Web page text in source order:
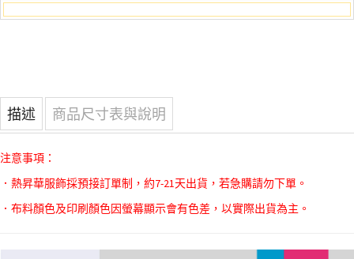
描述 商品尺寸表與說明
注意事項：
．熱昇華服飾採預接訂單制，約7-21天出貨，若急購請勿下單。
．布料顏色及印刷顏色因螢幕顯示會有色差，以實際出貨為主。